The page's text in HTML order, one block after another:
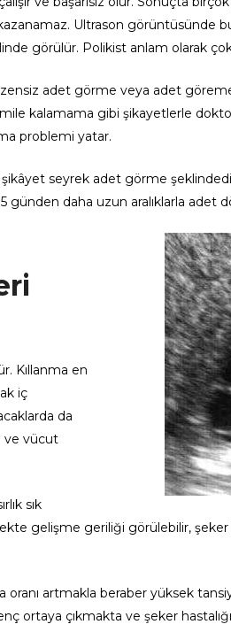
Ultrason görüntüsünde
görülür. Polikist anlam olarak
adet görme veya adet
kalamama gibi şikayetlerle
problemi yatar.
seyrek adet görme
daha uzun aralıklarla adet
Kıllanma en
iç
da
ve vücut
sık
gelişme geriliği görülebilir,
artmakla beraber yüksek
ortaya çıkmakta ve şeker